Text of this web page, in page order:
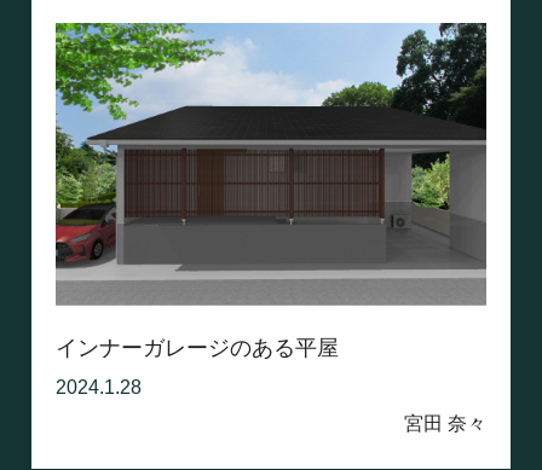
インナーガレージのある平屋
2024.1.28
宮田 奈々